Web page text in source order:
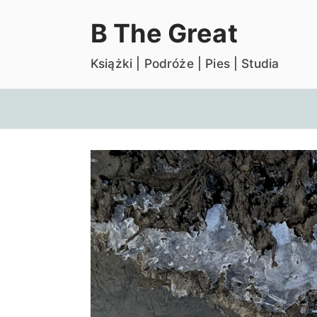
B The Great
Książki | Podróże | Pies | Studia